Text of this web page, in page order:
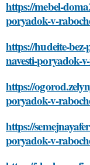
https://mebel-
poryadok-v-
https://hudeite-
navesti-poryadok-
https://
poryadok-v-
https://
poryadok-v-